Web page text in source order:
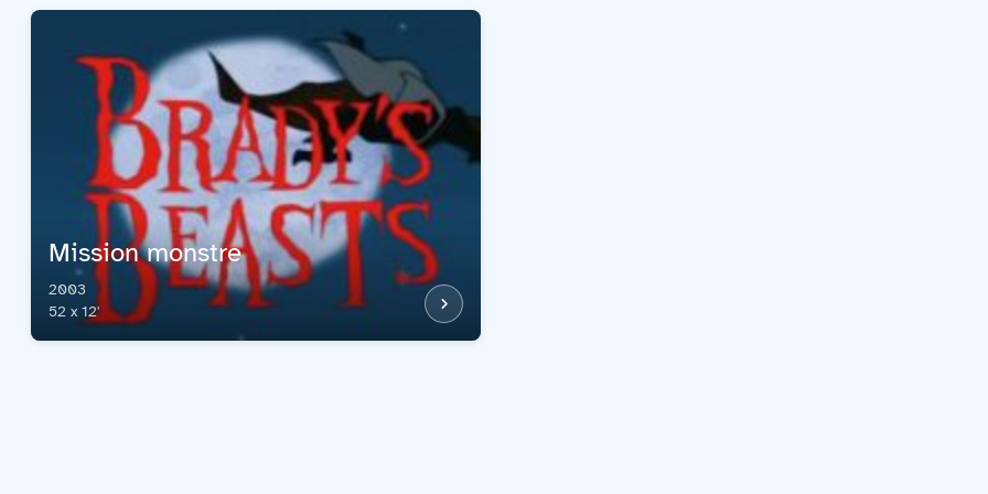
Mission monstre
2003
52 x 12'